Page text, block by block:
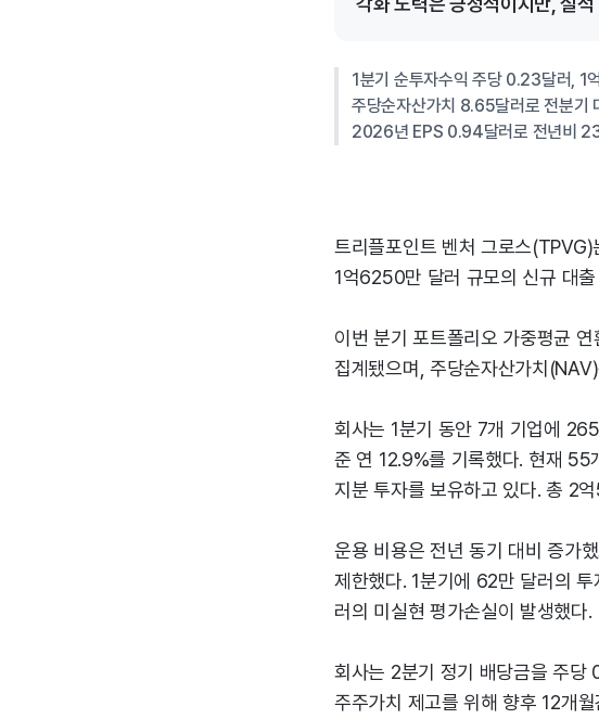
1분기 순투자수익 주당 0.23달러, 1
주당순자산가치 8.65달러로 전분기
2026년 EPS 0.94달러로 전년비
트리플포인트 벤처 그로스
1억6250만 달러 규모의 신규 대
이번 분기 포트폴리오 가중평균
집계됐으며, 주당순자산가치
회사는 1분기 동안 7개 기업에
준 연 12.9%를 기록했다. 현재 55
지분 투자를 보유하고 있다. 총 2
운용 비용은 전년 동기 대비 증가
제한했다. 1분기에 62만 달러의
러의 미실현 평가손실이 발생했다.
회사는 2분기 정기 배당금을 주당
주주가치 제고를 위해 향후 12개